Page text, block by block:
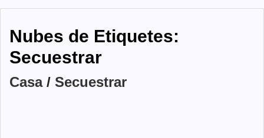
Nubes de Etiquetes:
Secuestrar
Casa/ Secuestrar